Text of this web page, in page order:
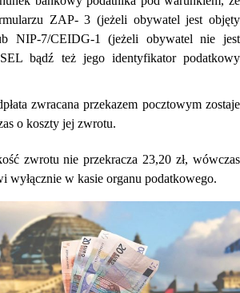
ZAP- 3 (jeżeli obywatel jest objęty
NIP-7/CEIDG-1 (jeżeli obywatel nie jest
bądź też jego identyfikator podatkowy
zwracana przekazem pocztowym zostaje
o koszty jej zwrotu.
zwrotu nie przekracza 23,20 zł, wówczas
wyłącznie w kasie organu podatkowego.